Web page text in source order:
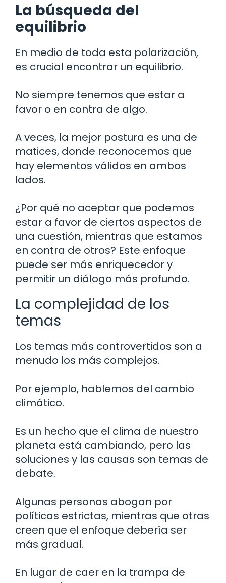
La búsqueda del
equilibrio
En medio de toda esta polarización,
es crucial encontrar un equilibrio.
No siempre tenemos que estar a
favor o en contra de algo.
A veces, la mejor postura es una de
matices, donde reconocemos que
hay elementos válidos en ambos
lados.
¿Por qué no aceptar que podemos
estar a favor de ciertos aspectos de
una cuestión, mientras que estamos
en contra de otros? Este enfoque
puede ser más enriquecedor y
permitir un diálogo más profundo.
La complejidad de los
temas
Los temas más controvertidos son a
menudo los más complejos.
Por ejemplo, hablemos del cambio
climático.
Es un hecho que el clima de nuestro
planeta está cambiando, pero las
soluciones y las causas son temas de
debate.
Algunas personas abogan por
políticas estrictas, mientras que otras
creen que el enfoque debería ser
más gradual.
En lugar de caer en la trampa de